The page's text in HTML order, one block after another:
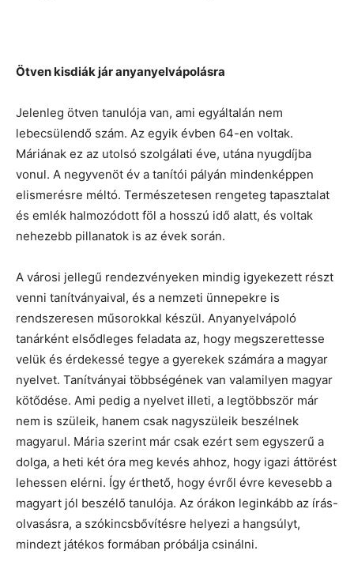
Ötven kisdiák jár anyanyelvápolásra
Jelenleg ötven tanulója van, ami egyáltalán nem
lebecsülendő szám. Az egyik évben 64-en voltak.
Máriának ez az utolsó szolgálati éve, utána nyugdíjba
vonul. A negyvenöt év a tanítói pályán mindenképpen
elismerésre méltó. Természetesen rengeteg tapasztalat
és emlék halmozódott föl a hosszú idő alatt, és voltak
nehezebb pillanatok is az évek során.
A városi jellegű rendezvényeken mindig igyekezett részt
venni tanítványaival, és a nemzeti ünnepekre is
rendszeresen műsorokkal készül. Anyanyelvápoló
tanárként elsődleges feladata az, hogy megszerettesse
velük és érdekessé tegye a gyerekek számára a magyar
nyelvet. Tanítványai többségének van valamilyen magyar
kötődése. Ami pedig a nyelvet illeti, a legtöbbször már
nem is szüleik, hanem csak nagyszüleik beszélnek
magyarul. Mária szerint már csak ezért sem egyszerű a
dolga, a heti két óra meg kevés ahhoz, hogy igazi áttörést
lehessen elérni. Így érthető, hogy évről évre kevesebb a
magyart jól beszélő tanulója. Az órákon leginkább az írás-
olvasásra, a szókincsbővítésre helyezi a hangsúlyt,
mindezt játékos formában próbálja csinálni.